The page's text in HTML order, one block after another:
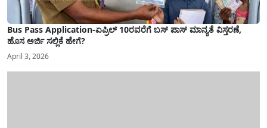
Bus Pass Application-ಏಪ್ರಿಲ್ 10ರವರೆಗೆ ಬಸ್ ಪಾಸ್ ಮಾನ್ಯತೆ ವಿಸ್ತರಣೆ,
ಹೊಸ ಅರ್ಜಿ ಸಲ್ಲಿಕೆ ಹೇಗೆ?
April 3, 2026